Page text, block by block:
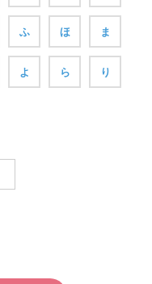
ふ ほ ま
よ ら り